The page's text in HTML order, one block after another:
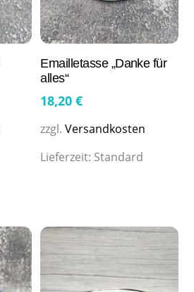
Emailletasse „Danke für
alles“
18,20€
zzgl.Versandkosten
Lieferzeit: Standard